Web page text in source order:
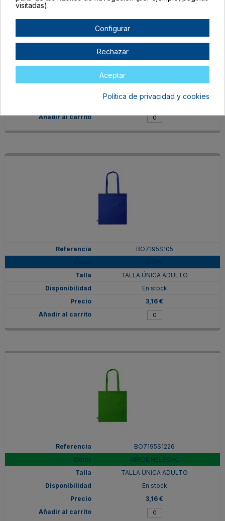
Negro
TALLA ÚNICA ADULTO
BO7195S105
TALLA ÚNICA ADULTO
En stock
3,16 €
BO7195S1226
VERDE HELECHO
TALLA ÚNICA ADULTO
En stock
3,16 €
visitadas).
Configurar
Rechazar
Aceptar
Política de privacidad y cookies